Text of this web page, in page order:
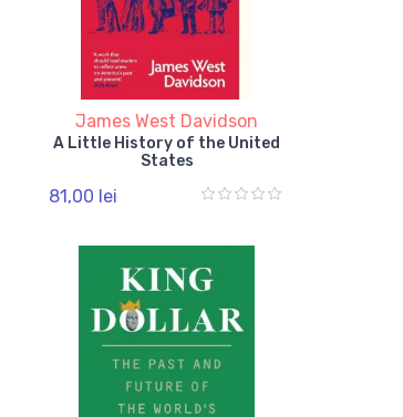
James West Davidson
A Little History of the United
States
81,00 lei